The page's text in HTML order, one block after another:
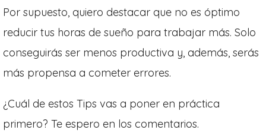
Por supuesto, quiero destacar que no es óptimo
reducir tus horas de sueño para trabajar más. Solo
conseguirás ser menos productiva y, además, serás
más propensa a cometer errores.
¿Cuál de estos Tips vas a poner en práctica
primero? Te espero en los comentarios.